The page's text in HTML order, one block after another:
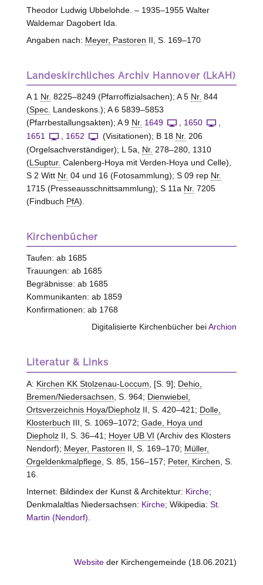
Theodor Ludwig Ubbelohde. – 1935–1955 Walter
Waldemar Dagobert Ida.
Angaben nach: Meyer, Pastoren II, S. 169–170
Landeskirchliches Archiv Hannover (LkAH)
A 1 Nr. 8225–8249 (Pfarroffizialsachen); A 5 Nr. 844
(Spec. Landeskons.); A 6 5839–5853
(Pfarrbestallungsakten); A 9 Nr. 1649 1650
1651
1652 (Visitationen); B 18 Nr. 206
(Orgelsachverständiger); L 5a, Nr. 278–280, 1310
(LSuptur. Calenberg-Hoya mit Verden-Hoya und Celle),
S 2 Witt Nr. 04 und 16 (Fotosammlung); S 09 rep Nr.
1715 (Presseausschnittsammlung); S 11a Nr. 7205
(Findbuch PfA).
Kirchenbücher
Taufen: ab 1685
Trauungen: ab 1685
Begräbnisse: ab 1685
Kommunikanten: ab 1859
Konfirmationen: ab 1768
Digitalisierte Kirchenbücher beiArchion
Literatur & Links
A: Kirchen KK Stolzenau-Loccum , [S. 9]; Dehio,
Bremen/Niedersachsen , S. 964; Dienwiebel,
Ortsverzeichnis Hoya/DiepholzII, S. 420–421; Dolle,
Klosterbuch III, S. 1069–1072; Gade, Hoya und
DiepholzII, S. 36–41; Hoyer UB VI (Archiv des Klosters
Nendorf); Meyer, Pastoren II, S. 169–170; Müller,
Orgeldenkmalpflege, S. 85, 156–157; Peter, Kirchen , S.
16.
Internet: Bildindex der Kunst & Architektur: Kirche;
Denkmalaltlas Niedersachsen: Kirche; Wikipedia: St.
Martin (Nendorf)
Website der Kirchengemeinde (18.06.2021)